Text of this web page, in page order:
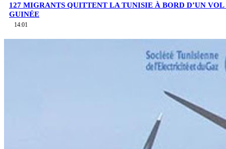
127 MIGRANTS QUITTENT LA TUNISIE À BORD D’UN
GUINÉE
14:01